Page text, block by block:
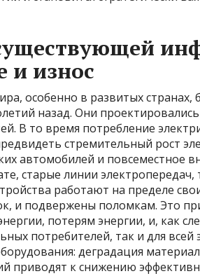
и износ
особенно в развитых странах,
назад. Они
В то время потребление
стремительный рост
автомобилей и повсеместное
старые линии
работают на пределе
и подвержены поломкам. Это
потерям энергии, и, как
потребителей, так и для
деградация
приводят к снижению